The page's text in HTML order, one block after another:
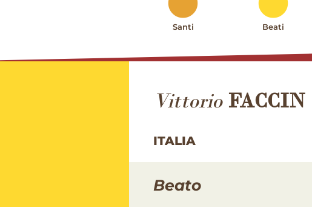
Santi Beati
Vittorio FACCIN
ITALIA
Beato